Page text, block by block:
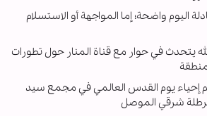
اليوم واضحة؛ إما المواجهة أو الاستسلام
يتحدث في حوار مع قناة المنار حول تطورات
إحياء يوم القدس العالمي في مجمع سيد
شرقي الموصل